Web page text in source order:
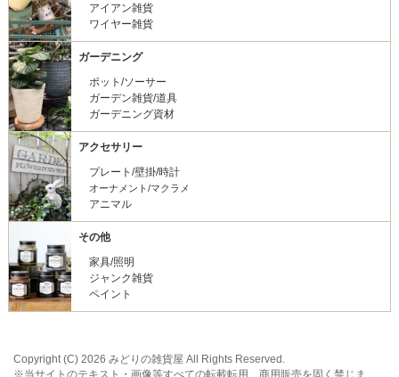
アイアン雑貨
ワイヤー雑貨
ガーデニング
ポット/ソーサー
ガーデン雑貨/道具
ガーデニング資材
アクセサリー
プレート/壁掛/時計
オーナメント/マクラメ
アニマル
その他
家具/照明
ジャンク雑貨
ペイント
Copyright (C) 2026 みどりの雑貨屋 All Rights Reserved.